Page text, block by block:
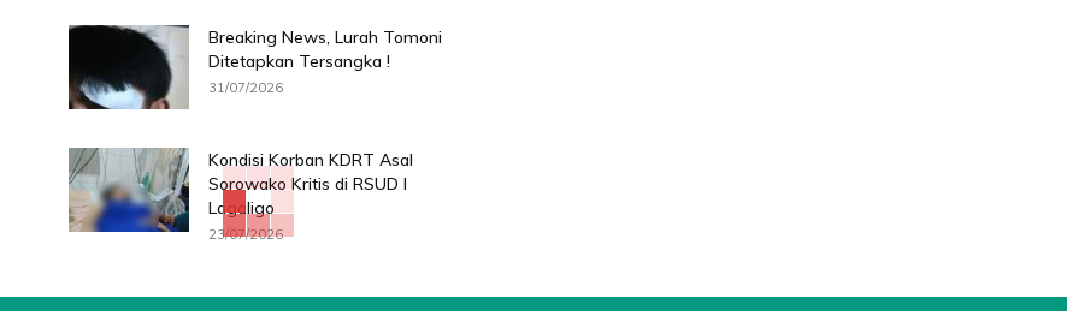
Breaking News, Lurah Tomoni
Ditetapkan Tersangka !
31/07/2026
Kondisi Korban KDRT Asal
Sorowako Kritis di RSUD I
Lagaligo
23/07/2026